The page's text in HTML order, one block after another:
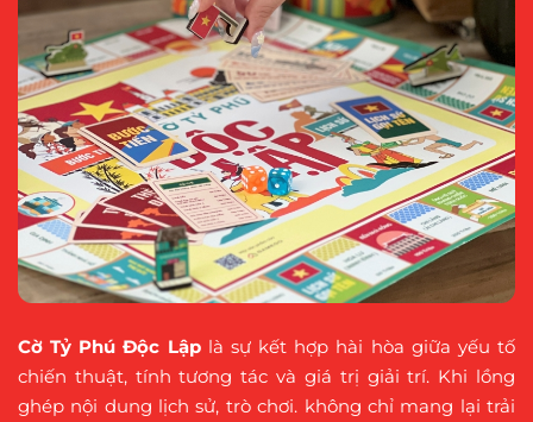
Cờ Tỷ Phú Độc Lậplà sự kết hợp hài hòa giữa yếu tố
chiến thuật, tính tương tác và giá trị giải trí. Khi lồng
ghép nội dung lịch sử, trò chơi. không chỉ mang lại trải